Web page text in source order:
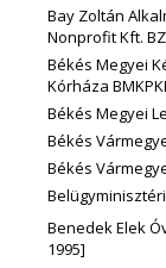
Bay Zoltán
Nonprofit Kft.
Békés Megyei
Kórháza
Békés Megyei
Békés
Békés
Benedek Elek
1995]